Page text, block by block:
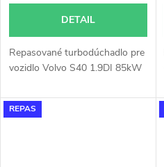
DETAIL
Repasované turbodúchadlo pre
vozidlo Volvo S40 1.9DI 85kW
REPAS